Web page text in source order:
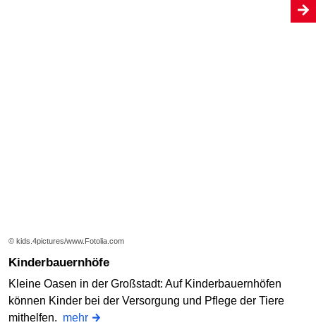
© kids.4pictures/www.Fotolia.com
Kinderbauernhöfe
Kleine Oasen in der Großstadt: Auf Kinderbauernhöfen
können Kinder bei der Versorgung und Pflege der Tiere
mithelfen. mehr